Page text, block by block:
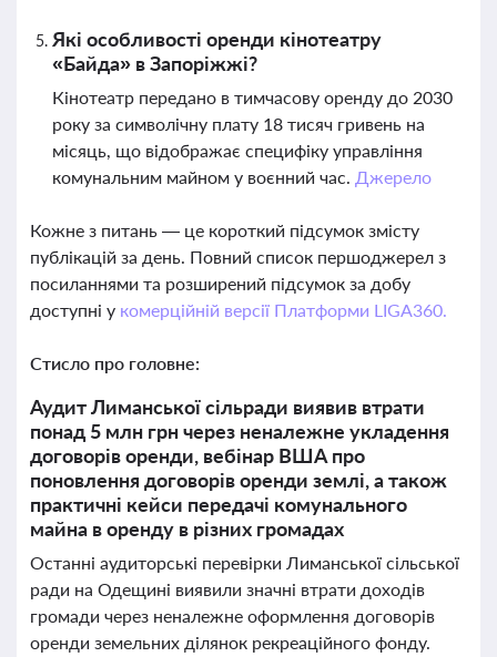
Які особливості оренди кінотеатру
«Байда» в Запоріжжі?
Кінотеатр передано в тимчасову оренду до 2030
року за символічну плату 18 тисяч гривень на
місяць, що відображає специфіку управління
комунальним майном у воєнний час. Джерело
Кожне з питань — це короткий підсумок змісту
публікацій за день. Повний список першоджерел з
посиланнями та розширений підсумок за добу
доступні у комерційній версії Платформи LIGA360.
Стисло про головне:
Аудит Лиманської сільради виявив втрати
понад 5 млн грн через неналежне укладення
договорів оренди, вебінар ВША про
поновлення договорів оренди землі, а також
практичні кейси передачі комунального
майна в оренду в різних громадах
Останні аудиторські перевірки Лиманської сільської
ради на Одещині виявили значні втрати доходів
громади через неналежне оформлення договорів
оренди земельних ділянок рекреаційного фонду.